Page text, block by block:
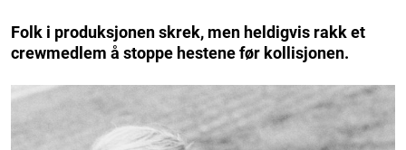
Folk i produksjonen skrek, men heldigvis rakk et
crewmedlem å stoppe hestene før kollisjonen.